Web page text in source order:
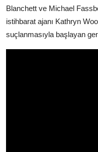
Blanchett ve Michael
istihbarat ajanı Kathryn
suçlanmasıyla başlayan